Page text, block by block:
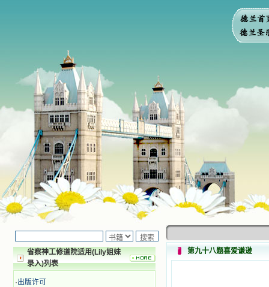
省察神工修道院适用(Lily姐妹
录入)列表
·出版许可
第九十八题喜爱谦逊